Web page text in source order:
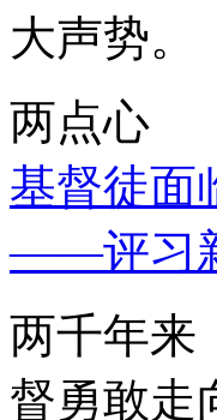
大声势。
两点心
基督徒面
——评习
两千年来
督勇敢走